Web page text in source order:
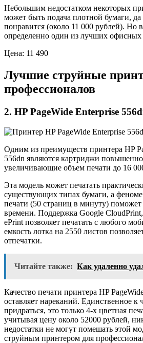
Небольшим недостатком некоторых
может быть подача плотной бумаги,
понравится (около 11 000 рублей). Но
определенно один из лучших
Цена: 11 490
Лучшие струйные
профессионалов
2. HP PageWide Enterprise
Одним из преимуществ принтера HP
556dn являются картриджи
увеличивающие объем печати до 16
Эта модель может печатать
существующих типах бумаги, а
печати (50 страниц в минуту)
времени. Поддержка Google
ePrint позволяет печатать с любого
емкость лотка на 2550 листов
отпечатки.
Читайте также: Как удаленно
Качество печати принтера HP
оставляет нареканий. Единственное
придраться, это только 4-х цветная
учитывая цену около 52000 рублей,
недостатки не могут помешать этой
струйным принтером для